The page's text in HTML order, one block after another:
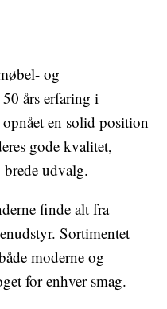
og
års erfaring i
en solid position
gode kvalitet,
udvalg.
finde alt fra
Sortimentet
moderne og
for enhver smag.